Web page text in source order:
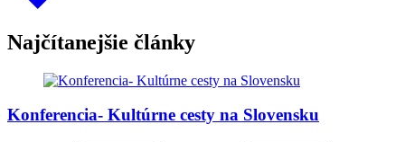
Najčítanejšie články
Konferencia- Kultúrne cesty na Slovensku